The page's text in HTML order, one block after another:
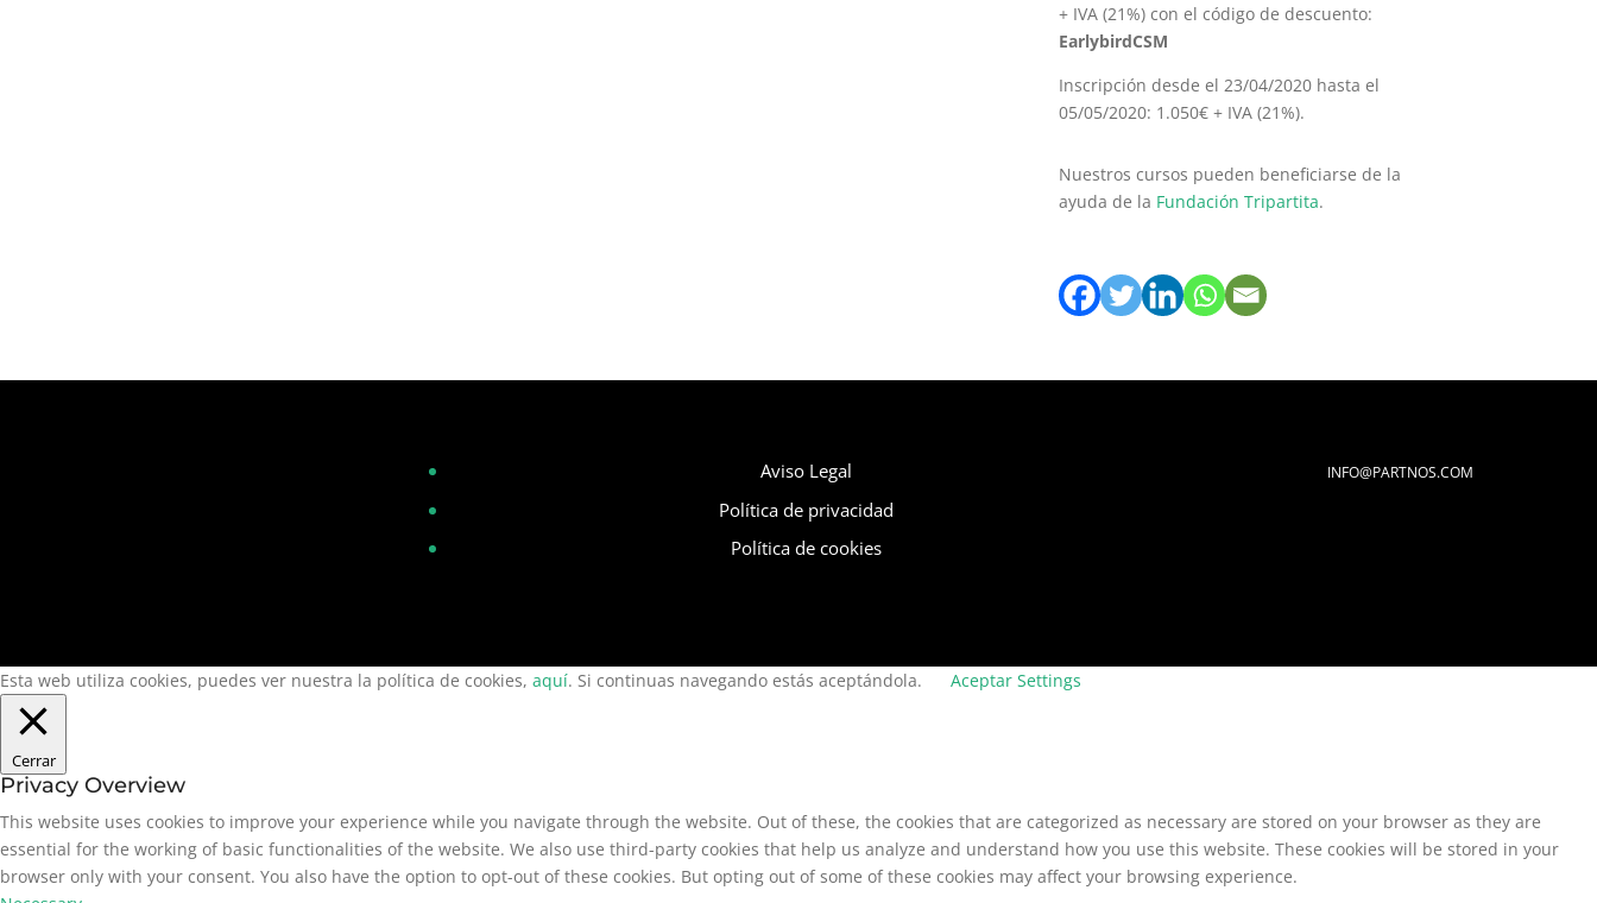
+ IVA (21%) con el código de descuento:
EarlybirdCSM
Inscripción desde el 23/04/2020 hasta el
05/05/2020: 1.050€ + IVA (21%).
Nuestros cursos pueden beneficiarse de la
ayuda de la Fundación Tripartita.
Aviso Legal
Política de privacidad
Política de cookies
INFO@PARTNOS.COM
Esta web utiliza cookies, puedes ver nuestra la política de cookies, aquí. Si continuas navegando estás aceptándola. Aceptar Settings
Cerrar
Privacy Overview
This website uses cookies to improve your experience while you navigate through the website. Out of these, the cookies that are categorized as necessary are stored on your browser as they are
essential for the working of basic functionalities of the website. We also use third-party cookies that help us analyze and understand how you use this website. These cookies will be stored in your
browser only with your consent. You also have the option to opt-out of these cookies. But opting out of some of these cookies may affect your browsing experience.